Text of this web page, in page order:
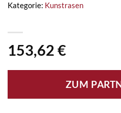
153,62 €
ZUM
Kategorie: Kunstrasen